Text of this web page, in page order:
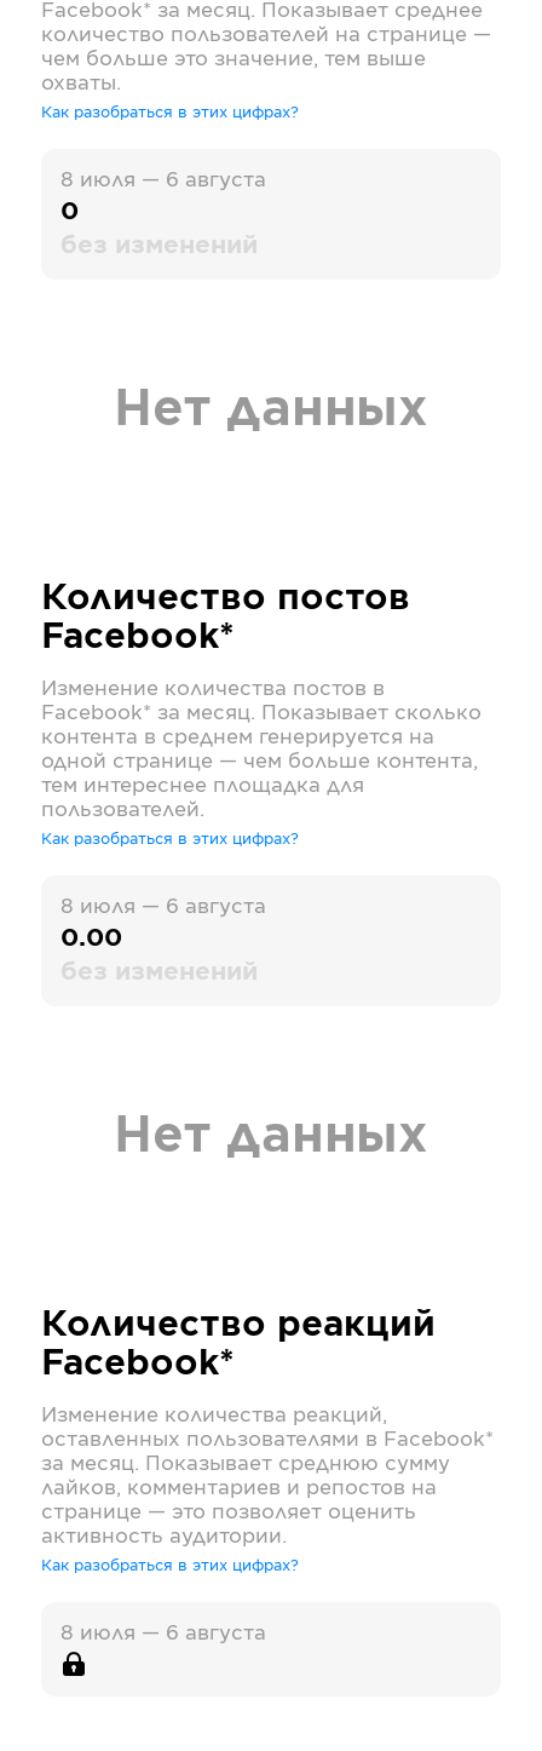
Facebook* за месяц. Показывает среднее
количество пользователей на странице —
чем больше это значение, тем выше
охваты.
Как разобраться в этих цифрах?
8 июля — 6 августа
0
без изменений
Нет данных
Количество постов
Facebook*
Изменение количества постов в
Facebook* за месяц. Показывает сколько
контента в среднем генерируется на
одной странице — чем больше контента,
тем интереснее площадка для
пользователей.
Как разобраться в этих цифрах?
8 июля — 6 августа
0.00
без изменений
Нет данных
Количество реакций
Facebook*
Изменение количества реакций,
оставленных пользователями в Facebook*
за месяц. Показывает среднюю сумму
лайков, комментариев и репостов на
странице — это позволяет оценить
активность аудитории.
Как разобраться в этих цифрах?
8 июля — 6 августа